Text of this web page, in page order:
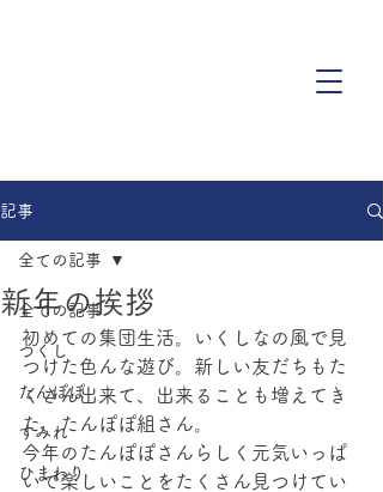
記事
全ての記事
つくし
たんぽぽ
すみれ
ひまわり
全ての記事
新年の挨拶
初めての集団生活。いくしなの風で見
つけた色んな遊び。新しい友だちもた
くさん出来て、出来ることも増えてき
た、たんぽぽ組さん。
今年のたんぽぽさんらしく元気いっぱ
いで楽しいことをたくさん見つけてい